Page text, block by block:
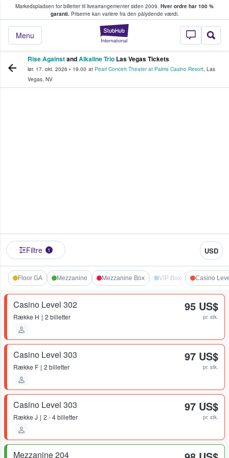
Markedspladsen for billetter til livearrangementer siden 2009. Hver ordre har 100 %
garanti.Priserne kan variere fra den pålydende værdi.
StubHub - Hvor
Menu
køber og sælger billetter
Rise AgainstandAlkaline Trio Las Vegas Tickets
lør. 17. okt. 2026 • 19.00 at Pearl Concert Theater at Palms Casino Resort, Las
Vegas, NV
Filtre 1 USD
Floor GA Mezzanine Mezzanine Box VIP Box Casino
Casino Level 302
Række H 2 billetter
95 US$
pr. stk.
Casino Level 303
Række F 2 billetter
97 US$
pr. stk.
Casino Level 303
Række J 2 - 4 billetter
97 US$
pr. stk.
Mezzanine 204